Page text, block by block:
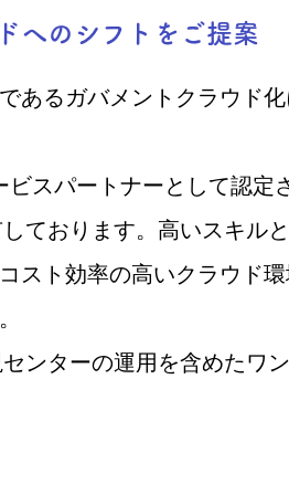
へのシフトをご提案
あるガバメントクラウド
スパートナーとして認定
ております。高いスキル
スト効率の高いクラウド
ンターの運用を含めたワ